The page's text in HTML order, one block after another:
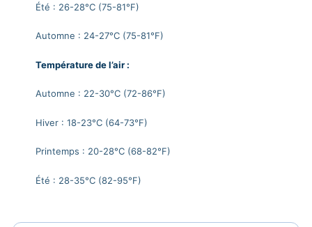
Été : 26-28°C (75-81°F)
Automne : 24-27°C (75-81°F)
Température de l’air :
Automne : 22-30°C (72-86°F)
Hiver : 18-23°C (64-73°F)
Printemps : 20-28°C (68-82°F)
Été : 28-35°C (82-95°F)